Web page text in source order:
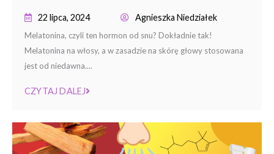
22 lipca, 2024 Agnieszka Niedziałek
Melatonina, czyli ten hormon od snu? Dokładnie tak!
Melatonina na włosy, a w zasadzie na skórę głowy stosowana
jest od niedawna....
CZYTAJ DALEJ